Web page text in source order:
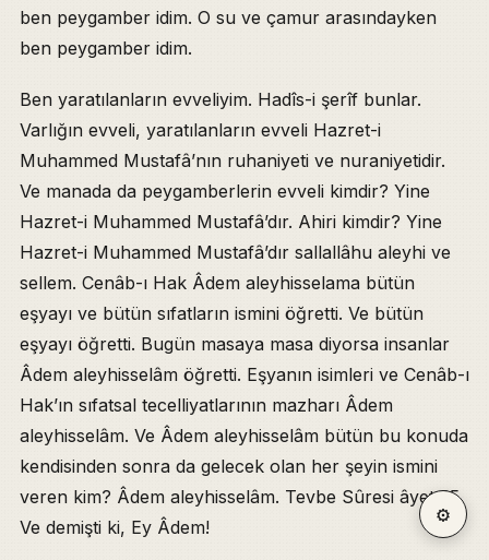
ben peygamber idim. O su ve çamur arasındayken
ben peygamber idim.
Ben yaratılanların evveliyim. Hadîs-i şerîf bunlar.
Varlığın evveli, yaratılanların evveli Hazret-i
Muhammed Mustafâ’nın ruhaniyeti ve nuraniyetidir.
Ve manada da peygamberlerin evveli kimdir? Yine
Hazret-i Muhammed Mustafâ’dır. Ahiri kimdir? Yine
Hazret-i Muhammed Mustafâ’dır sallallâhu aleyhi ve
sellem. Cenâb-ı Hak Âdem aleyhisselama bütün
eşyayı ve bütün sıfatların ismini öğretti. Ve bütün
eşyayı öğretti. Bugün masaya masa diyorsa insanlar
Âdem aleyhisselâm öğretti. Eşyanın isimleri ve Cenâb-ı
Hak’ın sıfatsal tecelliyatlarının mazharı Âdem
aleyhisselâm. Ve Âdem aleyhisselâm bütün bu konuda
kendisinden sonra da gelecek olan her şeyin ismini
veren kim? Âdem aleyhisselâm. Tevbe Sûresi âyet 35.
Ve demişti ki, Ey Âdem!
⚙